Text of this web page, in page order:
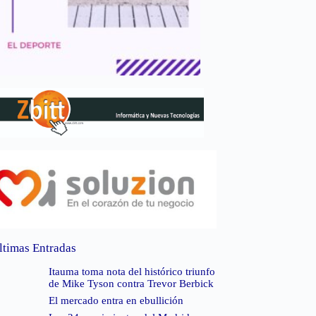
Entradas
Itauma toma nota del histórico triunfo
de Mike Tyson contra Trevor Berbick
El mercado entra en ebullición